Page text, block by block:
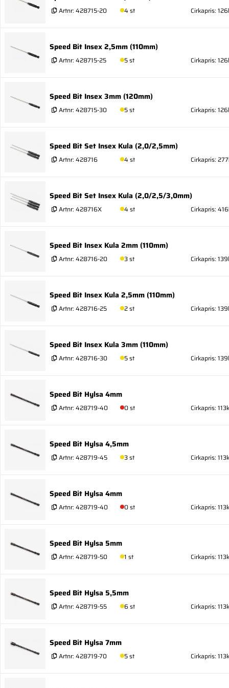
Artnr: 428715-20 4 st Cirkapris:
Speed Bit Insex 2,5mm (110mm)
Artnr: 428715-25 5 st Cirkapris:
Speed Bit Insex 3mm (120mm)
Artnr: 428715-30 5 st Cirkapris:
Speed Bit Set Insex Kula (2,0/2,5mm)
Artnr: 428716 4 st Cirkapris:
Speed Bit Set Insex Kula (2,0/2,5/3,0mm)
Artnr: 428716X 4 st Cirkapris:
Speed Bit Insex Kula 2mm (110mm)
Artnr: 428716-20 3 st Cirkapris:
Speed Bit Insex Kula 2,5mm (110mm)
Artnr: 428716-25 2 st Cirkapris:
Speed Bit Insex Kula 3mm (110mm)
Artnr: 428716-30 5 st Cirkapris:
Speed Bit Hylsa 4mm
Artnr: 428719-40 0 st Cirkapris:
Speed Bit Hylsa 4,5mm
Artnr: 428719-45 3 st Cirkapris:
Speed Bit Hylsa 4mm
Artnr: 428719-40 0 st Cirkapris:
Speed Bit Hylsa 5mm
Artnr: 428719-50 1 st Cirkapris:
Speed Bit Hylsa 5,5mm
Artnr: 428719-55 6 st Cirkapris:
Speed Bit Hylsa 7mm
Artnr: 428719-70 5 st Cirkapris: